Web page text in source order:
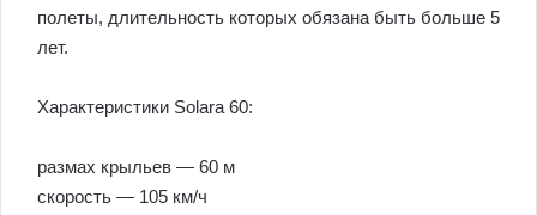
полеты, длительность которых обязана быть больше 5
лет.
Характеристики Solara 60:
размах крыльев — 60 м
скорость — 105 км/ч